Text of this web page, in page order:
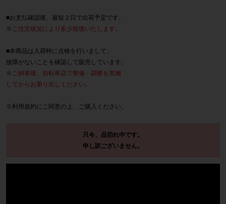
■お支払確認後、最短２日で出荷予定です。
※ ご注文状況により多少前後いたします。
■本商品は入荷時に点検を行いまして、
故障がないことを確認して販売しています。
※ ご納車後、自転車店で整備・調整を実施
してからお乗り出しください。
※ 利用規約にご同意の上、ご購入ください。
只今、品切れ中です。
申し訳ございません。